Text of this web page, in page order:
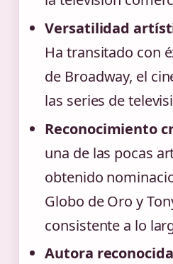
Versatilidad
Ha transitado con
de Broadway, el
las series de
Reconocimiento
una de las pocas
obtenido
Globo de Oro y
consistente a lo
Autora